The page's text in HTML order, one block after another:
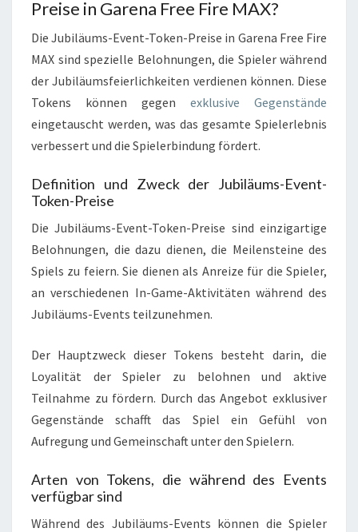
Preise in Garena Free Fire MAX?
Die Jubiläums-Event-Token-Preise in Garena Free Fire
MAX sind spezielle Belohnungen, die Spieler während
der Jubiläumsfeierlichkeiten verdienen können. Diese
Tokens können gegen exklusive Gegenstände
eingetauscht werden, was das gesamte Spielerlebnis
verbessert und die Spielerbindung fördert.
Definition und Zweck der Jubiläums-Event-
Token-Preise
Die Jubiläums-Event-Token-Preise sind einzigartige
Belohnungen, die dazu dienen, die Meilensteine des
Spiels zu feiern. Sie dienen als Anreize für die Spieler,
an verschiedenen In-Game-Aktivitäten während des
Jubiläums-Events teilzunehmen.
Der Hauptzweck dieser Tokens besteht darin, die
Loyalität der Spieler zu belohnen und aktive
Teilnahme zu fördern. Durch das Angebot exklusiver
Gegenstände schafft das Spiel ein Gefühl von
Aufregung und Gemeinschaft unter den Spielern.
Arten von Tokens, die während des Events
verfügbar sind
Während des Jubiläums-Events können die Spieler